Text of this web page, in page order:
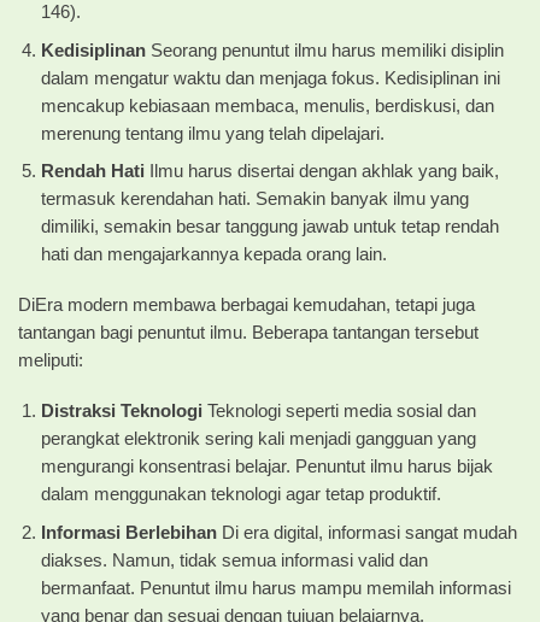
146).
KedisiplinanSeorang penuntut ilmu harus memiliki disiplin
dalam mengatur waktu dan menjaga fokus. Kedisiplinan ini
mencakup kebiasaan membaca, menulis, berdiskusi, dan
merenung tentang ilmu yang telah dipelajari.
Rendah Hati Ilmu harus disertai dengan akhlak yang baik,
termasuk kerendahan hati. Semakin banyak ilmu yang
dimiliki, semakin besar tanggung jawab untuk tetap rendah
hati dan mengajarkannya kepada orang lain.
DiEra modern membawa berbagai kemudahan, tetapi juga
tantangan bagi penuntut ilmu. Beberapa tantangan tersebut
meliputi:
Distraksi Teknologi Teknologi seperti media sosial dan
perangkat elektronik sering kali menjadi gangguan yang
mengurangi konsentrasi belajar. Penuntut ilmu harus bijak
dalam menggunakan teknologi agar tetap produktif.
Informasi BerlebihanDi era digital, informasi sangat mudah
diakses. Namun, tidak semua informasi valid dan
bermanfaat. Penuntut ilmu harus mampu memilah informasi
yang benar dan sesuai dengan tujuan belajarnya.